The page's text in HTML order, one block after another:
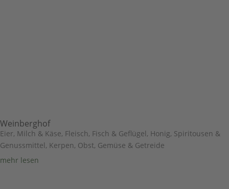
Weinberghof
Eier, Milch & Käse, Fleisch, Fisch & Geflügel, Honig, Spiritousen &
Genussmittel, Kerpen, Obst, Gemüse & Getreide
mehr lesen